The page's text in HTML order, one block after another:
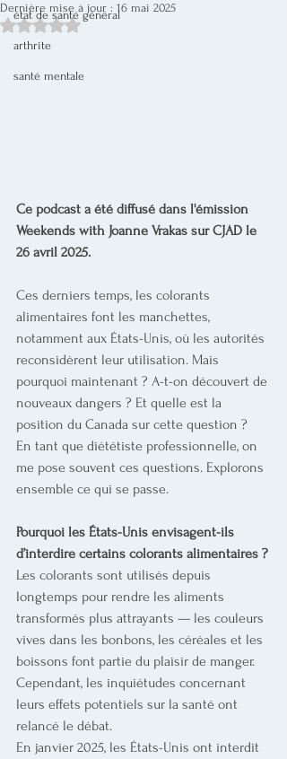
état de santé général
arthrite
santé mentale
Dernière mise à jour : 16 mai 2025
Noté NaN étoiles sur 5.
Ce podcast a été diffusé dans l'émission
Weekends with Joanne Vrakas sur CJAD le
Ces derniers temps, les colorants
alimentaires font les manchettes,
notamment aux États-Unis, où les autorités
reconsidèrent leur utilisation. Mais
pourquoi maintenant ? A-t-on découvert de
nouveaux dangers ? Et quelle est la
position du Canada sur cette question ?
En tant que diététiste professionnelle, on
me pose souvent ces questions. Explorons
ensemble ce qui se passe.
Pourquoi les États-Unis envisagent-ils
d’interdire certains colorants alimentaires ?
Les colorants sont utilisés depuis
longtemps pour rendre les aliments
transformés plus attrayants — les couleurs
vives dans les bonbons, les céréales et les
boissons font partie du plaisir de manger.
Cependant, les inquiétudes concernant
leurs effets potentiels sur la santé ont
relancé le débat.
En janvier 2025, les États-Unis ont interdit